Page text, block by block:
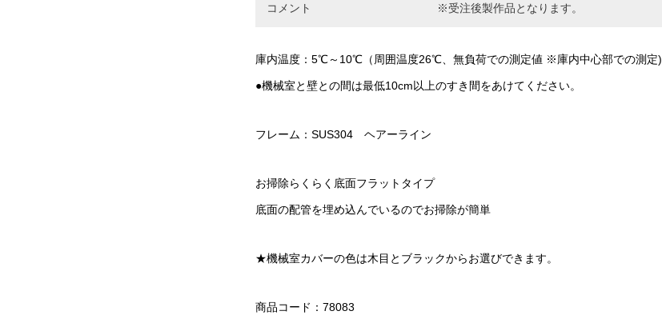
コメント ※受注後製作品となります。
庫内温度：5℃～10℃（周囲温度26℃、無負荷での測定値 ※庫内中心部での測定)
●機械室と壁との間は最低10cm以上のすき間をあけてください。
フレーム：SUS304 ヘアーライン
お掃除らくらく底面フラットタイプ
底面の配管を埋め込んでいるのでお掃除が簡単
★機械室カバーの色は木目とブラックからお選びできます。
商品コード：78083